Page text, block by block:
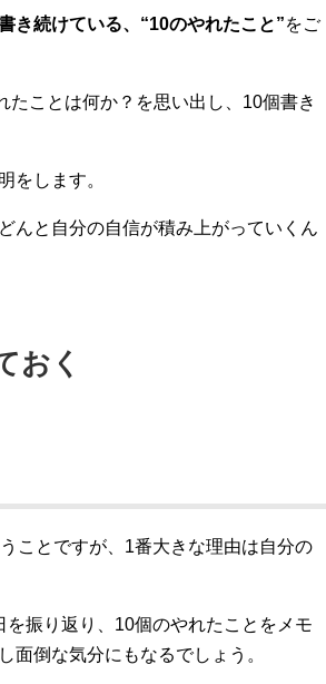
き続けている、“10のやれたこと”をご
たことは何か？を思い出し、10個書き
をします。
んと自分の自信が積み上がっていくん
おく
ことですが、1番大きな理由は自分の
振り返り、10個のやれたことをメモ
面倒な気分にもなるでしょう。